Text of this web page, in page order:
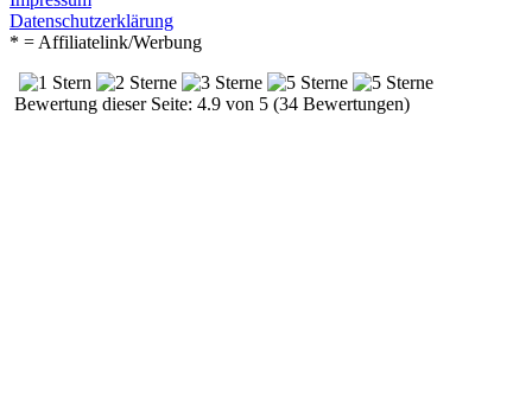
Datenschutzerklärung
* = Affiliatelink/Werbung
Bewertung dieser Seite: 4.9 von 5 (34 Bewertungen)